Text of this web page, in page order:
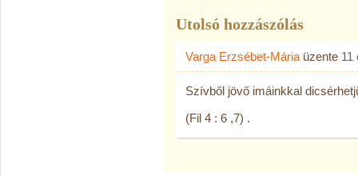
Utolsó hozzászólás
Varga Erzsébet-Mária üzente 11
Szívből jövő imáinkkal
(Fil 4 : 6 ,7) .